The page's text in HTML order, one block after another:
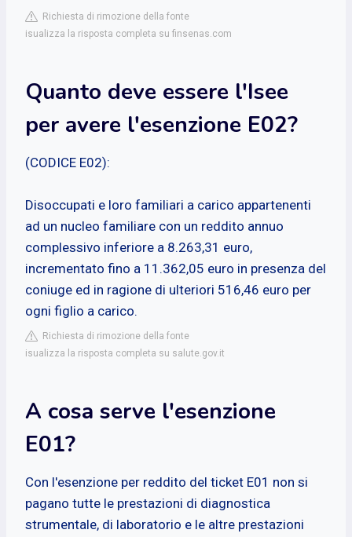
Richiesta di rimozione della fonte
isualizza la risposta completa su finsenas.com
Quanto deve essere l'Isee
per avere l'esenzione E02?
(CODICE E02):
Disoccupati e loro familiari a carico appartenenti
ad un nucleo familiare con un reddito annuo
complessivo inferiore a 8.263,31 euro,
incrementato fino a 11.362,05 euro in presenza del
coniuge ed in ragione di ulteriori 516,46 euro per
ogni figlio a carico.
Richiesta di rimozione della fonte
isualizza la risposta completa su salute.gov.it
A cosa serve l'esenzione
E01?
Con l'esenzione per reddito del ticket E01 non si
pagano tutte le prestazioni di diagnostica
strumentale, di laboratorio e le altre prestazioni